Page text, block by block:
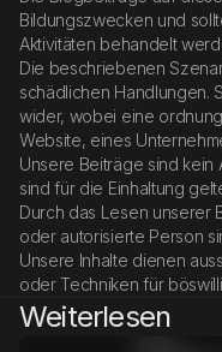
Bildungszwecken und
Aktivitäten behandelt
Die beschriebenen
schädlichen Handlungen.
wider, wobei eine
Website, eines
Unsere Beiträge sind kein
sind für die Einhaltung
Durch das Lesen unserer
oder autorisierte Person
Unsere Inhalte dienen
oder Techniken für
Weiterlesen